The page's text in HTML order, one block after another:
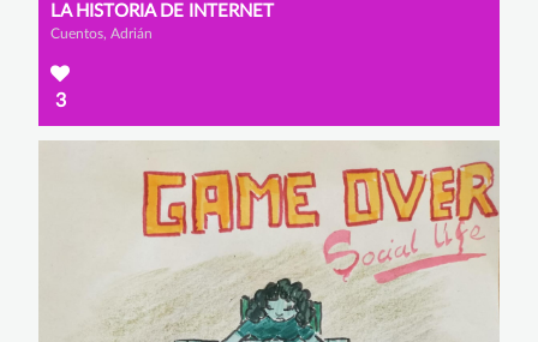
LA HISTORIA DE INTERNET
Cuentos, Adrián
3